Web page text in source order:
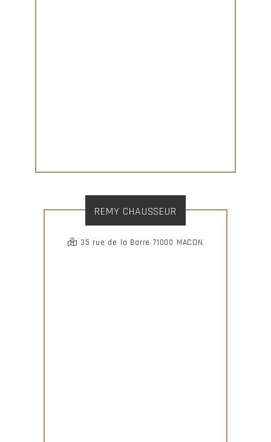
REMY CHAUSSEUR
35 rue de la Barre 71000 MACON